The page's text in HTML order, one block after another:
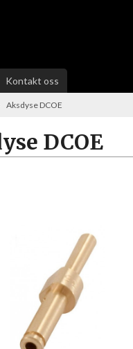
Kontakt oss
Aksdyse DCOE
DCOE